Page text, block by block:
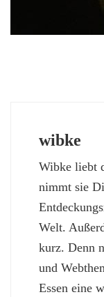
wibke
Wibke liebt
nimmt sie
Welt.
kurz. Denn
und
Essen eine